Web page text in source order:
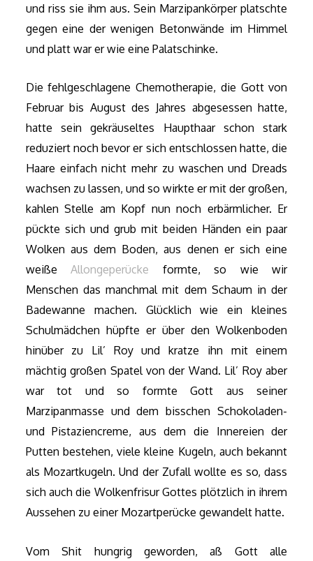
und riss sie ihm aus. Sein Marzipankörper platschte
gegen eine der wenigen Betonwände im Himmel
und platt war er wie eine Palatschinke.
Die fehlgeschlagene Chemotherapie, die Gott von
Februar bis August des Jahres abgesessen hatte,
hatte sein gekräuseltes Haupthaar schon stark
reduziert noch bevor er sich entschlossen hatte, die
Haare einfach nicht mehr zu waschen und Dreads
wachsen zu lassen, und so wirkte er mit der großen,
kahlen Stelle am Kopf nun noch erbärmlicher. Er
pückte sich und grub mit beiden Händen ein paar
Wolken aus dem Boden, aus denen er sich eine
weißeAllongeperücke formte, so wie wir
Menschen das manchmal mit dem Schaum in der
Badewanne machen. Glücklich wie ein kleines
Schulmädchen hüpfte er über den Wolkenboden
hinüber zu Lil’ Roy und kratze ihn mit einem
mächtig großen Spatel von der Wand. Lil’ Roy aber
war tot und so formte Gott aus seiner
Marzipanmasse und dem bisschen Schokoladen-
und Pistaziencreme, aus dem die Innereien der
Putten bestehen, viele kleine Kugeln, auch bekannt
als Mozartkugeln. Und der Zufall wollte es so, dass
sich auch die Wolkenfrisur Gottes plötzlich in ihrem
Aussehen zu einer Mozartperücke gewandelt hatte.
Vom Shit hungrig geworden, aß Gott alle